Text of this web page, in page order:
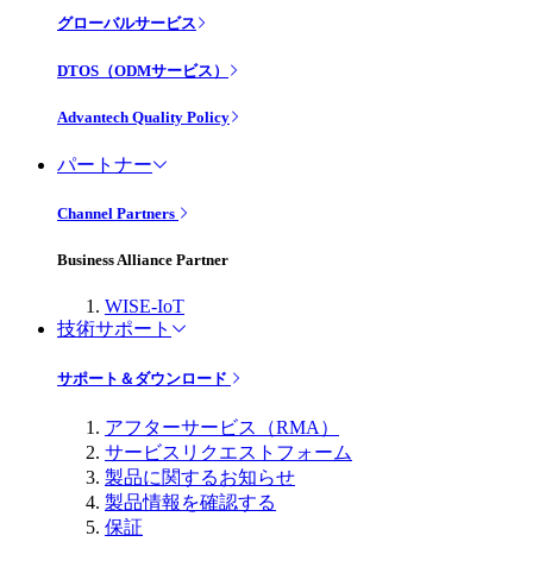
グローバルサービス
DTOS（ODMサービス）
Advantech Quality Policy
パートナー
Channel Partners
Business Alliance Partner
WISE-IoT
技術サポート
サポート＆ダウンロード
アフターサービス（RMA）
サービスリクエストフォーム
製品に関するお知らせ
製品情報を確認する
保証